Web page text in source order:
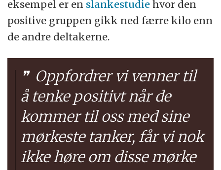
eksempel er en slankestudie hvor den
positive gruppen gikk ned færre kilo enn
de andre deltakerne.
Oppfordrer vi venner til
å tenke positivt når de
kommer til oss med sine
mørkeste tanker, får vi nok
ikke høre om disse mørke